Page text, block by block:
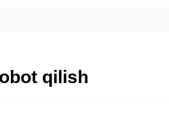
qilish